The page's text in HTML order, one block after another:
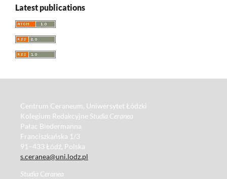
Latest publications
Centrum Ceraneum, Uniwersytet Łódzki
Kolegium Redakcyjne Studia Ceranea
Pałac Biedermanna
Franciszkańska 1/3
91–433 Łódź, Polska
s.ceranea@uni.lodz.pl
Studia Ceranea